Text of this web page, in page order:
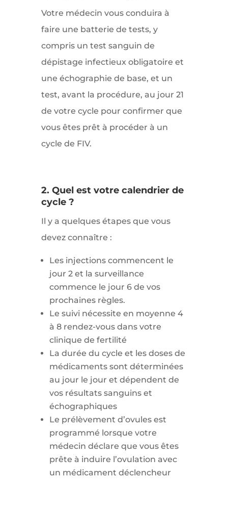
Votre médecin vous conduira à
faire une batterie de tests, y
compris un test sanguin de
dépistage infectieux obligatoire et
une échographie de base, et un
test, avant la procédure, au jour 21
de votre cycle pour confirmer que
vous êtes prêt à procéder à un
cycle de FIV.
2. Quel est votre calendrier de
cycle ?
Il y a quelques étapes que vous
devez connaître :
Les injections commencent le
jour 2 et la surveillance
commence le jour 6 de vos
prochaines règles.
Le suivi nécessite en moyenne 4
à 8 rendez-vous dans votre
clinique de fertilité
La durée du cycle et les doses de
médicaments sont déterminées
au jour le jour et dépendent de
vos résultats sanguins et
échographiques
Le prélèvement d’ovules est
programmé lorsque votre
médecin déclare que vous êtes
prête à induire l’ovulation avec
un médicament déclencheur